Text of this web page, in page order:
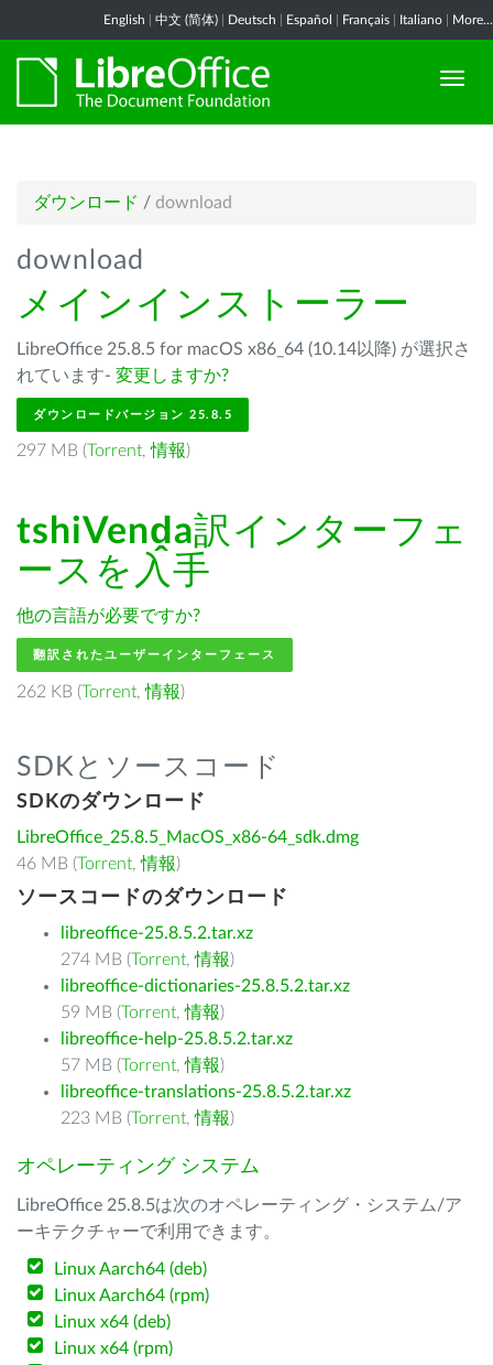
English 中文 (简体) Deutsch Español Français Italiano More...
ダウンロード / download
download
メインインストーラー
LibreOffice 25.8.5 for macOS x86_64 (10.14以降) が選択さ
れています- 変更しますか?
ダウンロードバージョン 25.8.5
297 MB (Torrent,情報)
tshiVenḓa訳インターフェ
ースを入手
他の言語が必要ですか?
翻訳されたユーザーインターフェース
262 KB (Torrent,情報)
SDKとソースコード
SDKのダウンロード
LibreOffice_25.8.5_MacOS_x86-64_sdk.dmg
46 MB (Torrent,情報)
ソースコードのダウンロード
libreoffice-25.8.5.2.tar.xz
274 MB (Torrent,情報)
libreoffice-dictionaries-25.8.5.2.tar.xz
59 MB (Torrent,情報)
libreoffice-help-25.8.5.2.tar.xz
57 MB (Torrent,情報)
libreoffice-translations-25.8.5.2.tar.xz
223 MB (Torrent,情報)
オペレーティング システム
LibreOffice 25.8.5は次のオペレーティング・システム/ア
ーキテクチャーで利用できます。
Linux Aarch64 (deb)
Linux Aarch64 (rpm)
Linux x64 (deb)
Linux x64 (rpm)